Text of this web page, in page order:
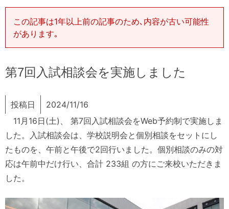
この記事は1年以上前の記事のため､内容が古い可能性
があります｡
第7回入試相談会を実施しました
投稿日
2024/11/16
11月16日(土)、 第7回入試相談会をWeb予約制で実施しま
した。入試相談会は、学校説明会と個別相談をセットにし
たものを、午前と午後で2回行いました。個別相談のみの対
応は午前中だけ行い、合計 233組 の方にご来校いただきま
した。